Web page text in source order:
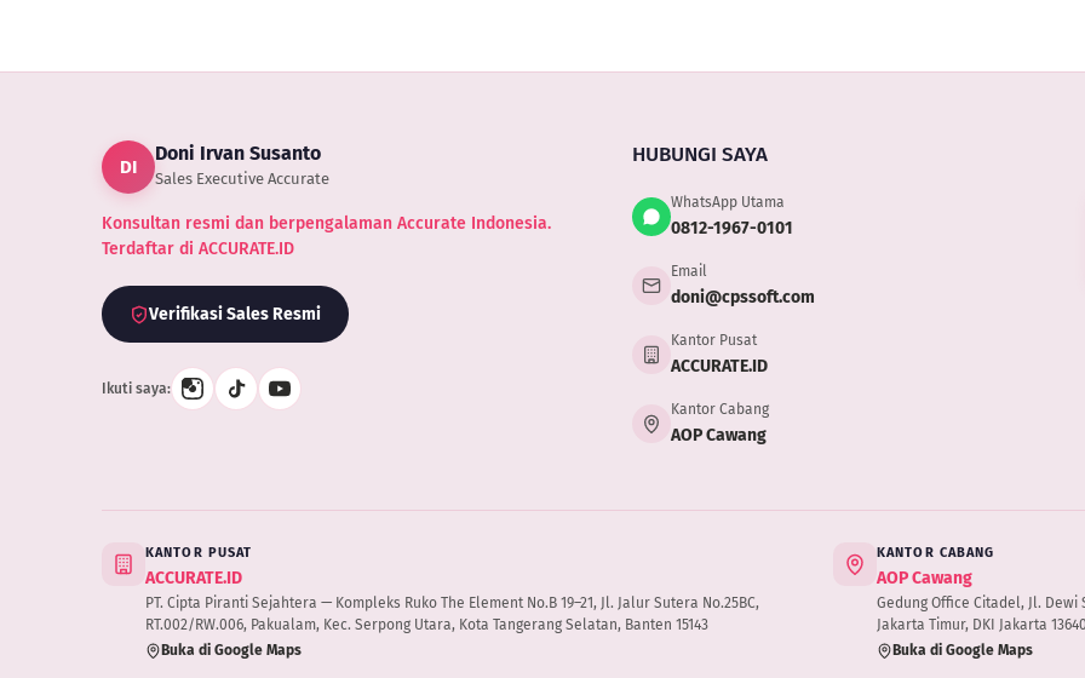
DI
Doni Irvan Susanto
Sales Executive Accurate
Konsultan resmi dan berpengalaman Accurate Indonesia.
Terdaftar di ACCURATE.ID
Verifikasi Sales Resmi
Ikuti saya:
HUBUNGI SAYA
WhatsApp Utama
0812-1967-0101
Email
doni@cpssoft.com
Kantor Pusat
ACCURATE.ID
Kantor Cabang
AOP Cawang
KANTOR PUSAT
ACCURATE.ID
PT. Cipta Piranti Sejahtera — Kompleks Ruko The Element No.B 19–21, Jl. Jalur Sutera No.25BC,
RT.002/RW.006, Pakualam, Kec. Serpong Utara, Kota Tangerang Selatan, Banten 15143
Buka di Google Maps
KANTOR CABANG
AOP Cawang
Gedung Office Citadel, Jl. Dewi
Jakarta Timur, DKI Jakarta
Buka di Google Maps